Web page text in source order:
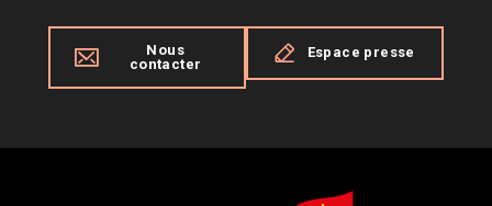
Nous
contacter
Espace presse